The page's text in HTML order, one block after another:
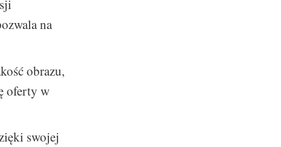
na
obrazu,
oferty w
swojej